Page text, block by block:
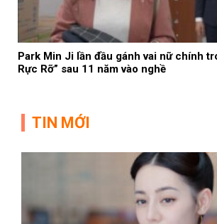
Park Min Ji lần đầu gánh vai nữ chính
Rực Rỡ” sau 11 năm vào nghề
TIN MỚI